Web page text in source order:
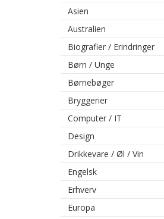
Asien
Australien
Biografier / Erindringer
Børn / Unge
Børnebøger
Bryggerier
Computer / IT
Design
Drikkevare / Øl / Vin
Engelsk
Erhverv
Europa